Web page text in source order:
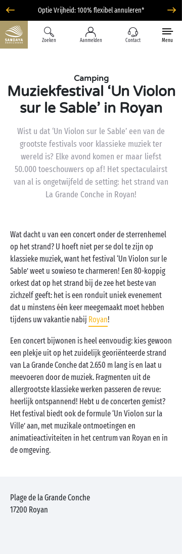
Optie Vrijheid: 100% flexibel annuleren*
Zoeken Aanmelden Contact Menu
Camping
Muziekfestival ‘Un Violon
sur le Sable’ in Royan
Wist u dat ‘Un Violon sur le Sable’ een van de
grootste festivals voor klassieke muziek ter
wereld is? Elke avond komen er maar liefst
50.000 toeschouwers op af! Het spectaculairst
van al is ongetwijfeld de setting: het strand van
La Grande Conche in Royan!
Wat dacht u van een concert onder de sterrenhemel
op het strand? U hoeft niet per se dol te zijn op
klassieke muziek, want het festival ‘Un Violon sur le
Sable’ weet u sowieso te charmeren! Een 80-koppig
orkest dat op het strand bij de zee het beste van
zichzelf geeft: het is een ronduit uniek evenement
dat u minstens één keer meegemaakt moet hebben
tijdens uw vakantie nabij Royan!
Een concert bijwonen is heel eenvoudig: kies gewoon
een plekje uit op het zuidelijk georiënteerde strand
van La Grande Conche dat 2.650 m lang is en laat u
meevoeren door de muziek. Fragmenten uit de
allergrootste klassieke werken passeren de revue:
heerlijk ontspannend! Hebt u de concerten gemist?
Het festival biedt ook de formule ‘Un Violon sur la
Ville’ aan, met muzikale ontmoetingen en
animatieactiviteiten in het centrum van Royan en in
de omgeving.
Plage de la Grande Conche
17200 Royan